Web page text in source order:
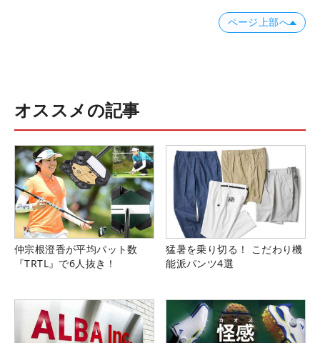
ページ上部へ
オススメの記事
仲宗根澄香が平均パット数
『TRTL』で6人抜き！
猛暑を乗り切る！ こだわり機
能派パンツ4選